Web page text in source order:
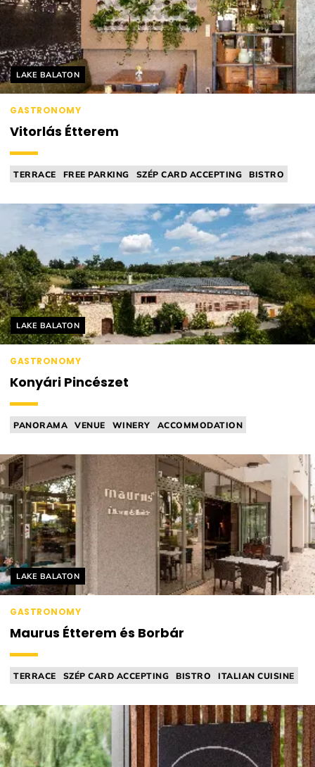
Helyszín címkék:
LAKE BALATON
GASTRONOMY
Vitorlás Étterem
TERRACE FREE PARKING SZÉP CARD ACCEPTING
BISTRO
Helyszín címkék:
LAKE BALATON
GASTRONOMY
Konyári Pincészet
PANORAMA VENUE WINERY
ACCOMMODATION
Helyszín címkék:
LAKE BALATON
GASTRONOMY
Maurus Étterem és Borbár
TERRACE SZÉP CARD ACCEPTING BISTRO
ITALIAN CUISINE